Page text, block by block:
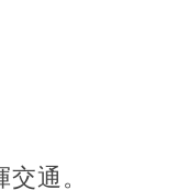
通。